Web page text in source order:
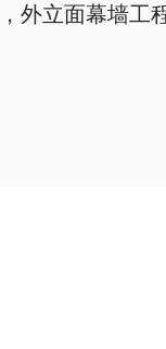
外立面幕墙工